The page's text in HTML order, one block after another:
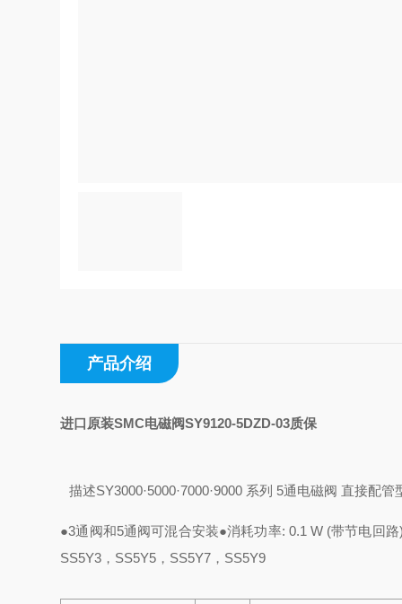
产品介绍
进口原装SMC电磁阀SY9120-5DZD-03质保
描述SY3000·5000·7000·9000 系列 5通电磁阀 直接配管
●3通阀和5通阀可混合安装●消耗功率: 0.1 W (带节电回路
SS5Y3，SS5Y5，SS5Y7，SS5Y9